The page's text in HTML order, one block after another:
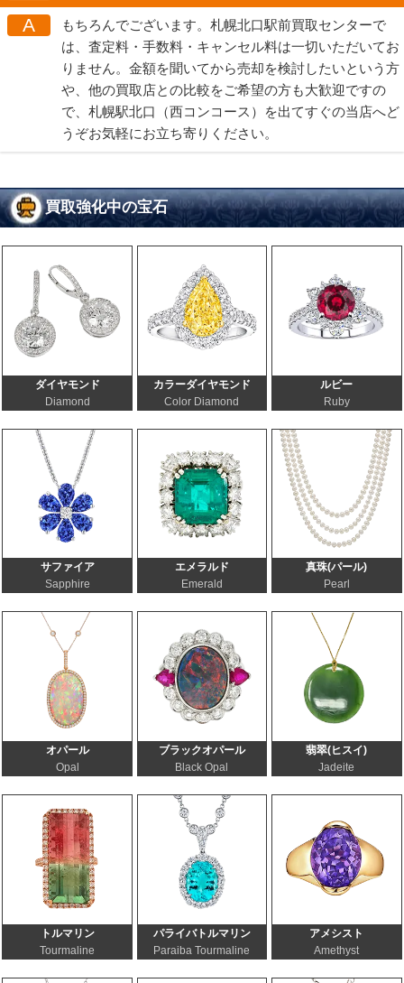
A
もちろんでございます。札幌北口駅前買取センターで
は、査定料・手数料・キャンセル料は一切いただいてお
りません。金額を聞いてから売却を検討したいという方
や、他の買取店との比較をご希望の方も大歓迎ですの
で、札幌駅北口（西コンコース）を出てすぐの当店へど
うぞお気軽にお立ち寄りください。
買取強化中の宝石
ダイヤモンド
Diamond
カラーダイヤモンド
Color Diamond
ルビー
Ruby
サファイア
Sapphire
エメラルド
Emerald
真珠(パール)
Pearl
オパール
Opal
ブラックオパール
Black Opal
翡翠(ヒスイ)
Jadeite
トルマリン
Tourmaline
パライバトルマリン
Paraiba Tourmaline
アメシスト
Amethyst